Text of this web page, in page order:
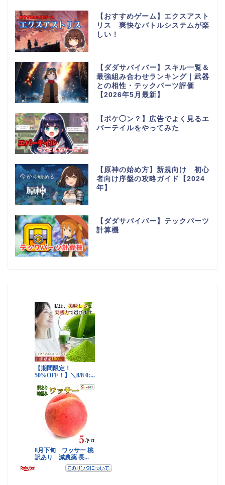
【おすすめゲーム】エクスアスト
リス 爽快なバトルシステムが楽
しい！
【ダダサバイバー】スキル一覧＆
最強組み合わせランキング｜武器
との相性・テックパーツ評価
【2026年5月最新】
【ポケ◯ン？】広告でよく見るエ
バーテイルをやってみた
【原神の始め方】新規向け 初心
者向け序盤の攻略ガイド【2024
年】
【ダダサバイバー】テックパーツ
計算機